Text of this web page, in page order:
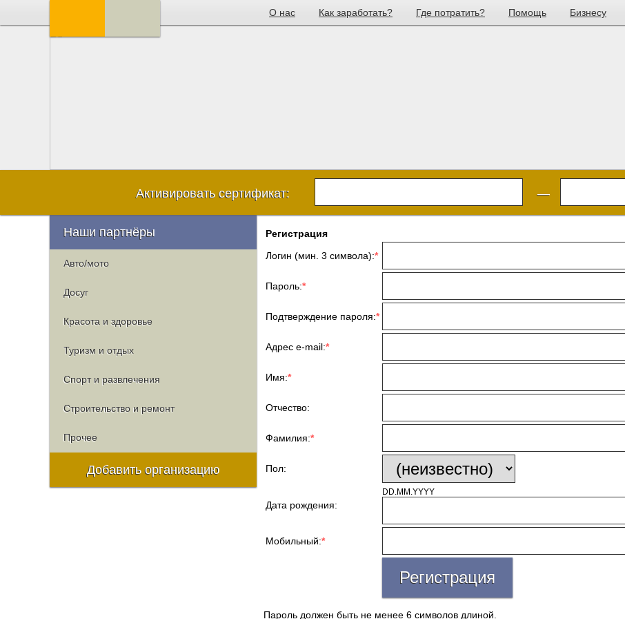
О нас Как заработать? Где потратить? Помощь Бизнесу
Активировать сертификат: —
Наши партнёры
Авто/мото
Досуг
Красота и здоровье
Туризм и отдых
Спорт и развлечения
Строительство и ремонт
Прочее
Добавить организацию
Регистрация
Логин (мин. 3 символа):*
Пароль:*
Подтверждение пароля:*
Адрес e-mail:*
Имя:*
Отчество:
Фамилия:*
Пол:
Дата рождения:
DD.MM.YYYY
Мобильный:*
Пароль должен быть не менее 6 символов длиной.